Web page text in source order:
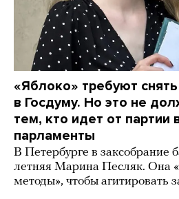
«Яблоко» требуют
в Госдуму. Но это не
тем, кто идет от партии
парламенты
В Петербурге в заксобрание
летняя Марина Песляк. Она
методы», чтобы агитировать